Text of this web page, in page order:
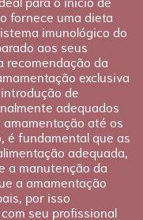
fornece uma dieta
imunológico do
aos seus
da
exclusiva
de
adequados
até os
é fundamental que as
adequada,
a manutenção da
a amamentação
por isso
seu profissional